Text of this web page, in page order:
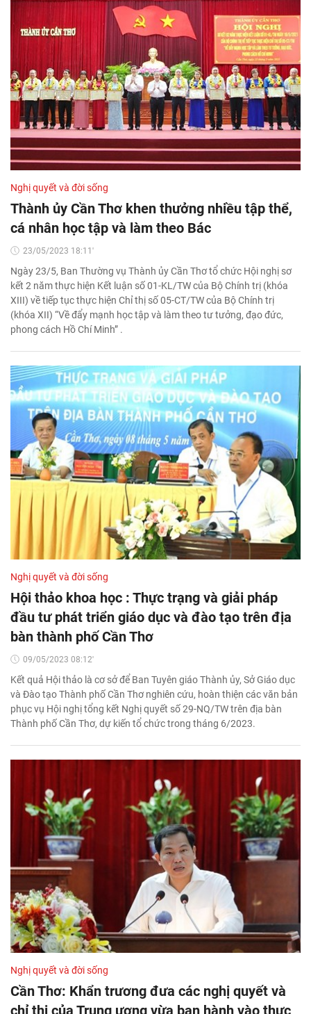
Nghị quyết và đời sống
Thành ủy Cần Thơ khen thưởng nhiều tập thể,
cá nhân học tập và làm theo Bác
23/05/2023 18:11'
Ngày 23/5, Ban Thường vụ Thành ủy Cần Thơ tổ chức Hội nghị sơ
kết 2 năm thực hiện Kết luận số 01-KL/TW của Bộ Chính trị (khóa
XIII) về tiếp tục thực hiện Chỉ thị số 05-CT/TW của Bộ Chính trị
(khóa XII) “Về đẩy mạnh học tập và làm theo tư tưởng, đạo đức,
phong cách Hồ Chí Minh” .
Nghị quyết và đời sống
Hội thảo khoa học : Thực trạng và giải pháp
đầu tư phát triển giáo dục và đào tạo trên địa
bàn thành phố Cần Thơ
09/05/2023 08:12'
Kết quả Hội thảo là cơ sở để Ban Tuyên giáo Thành ủy, Sở Giáo dục
và Đào tạo Thành phố Cần Thơ nghiên cứu, hoàn thiện các văn bản
phục vụ Hội nghị tổng kết Nghị quyết số 29-NQ/TW trên địa bàn
Thành phố Cần Thơ, dự kiến tổ chức trong tháng 6/2023.
Nghị quyết và đời sống
Cần Thơ: Khẩn trương đưa các nghị quyết và